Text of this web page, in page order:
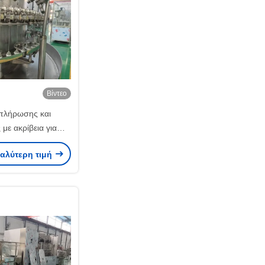
Βίντεο
και
ακρίβεια για
πρωτεϊνικές
600BPM
τιμή